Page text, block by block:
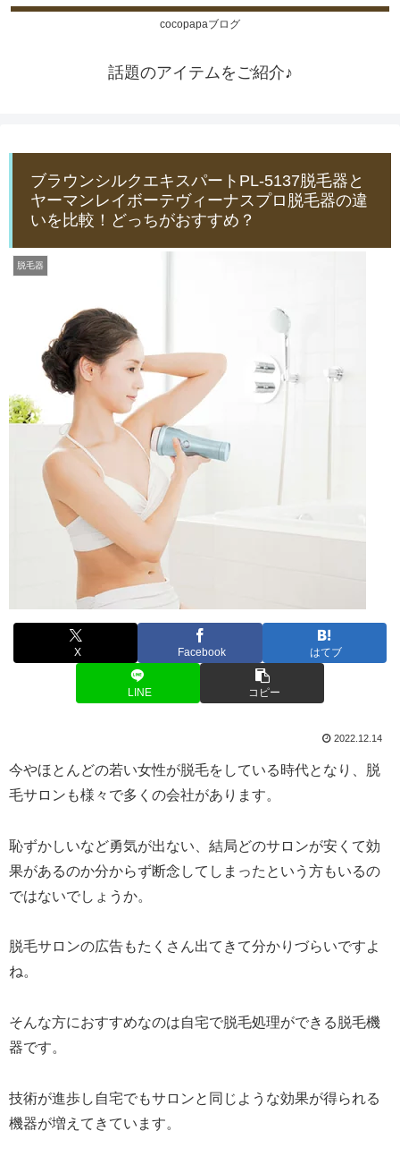
cocopapaブログ
話題のアイテムをご紹介♪
ブラウンシルクエキスパートPL-5137脱毛器と
ヤーマンレイボーテヴィーナスプロ脱毛器の違
いを比較！どっちがおすすめ？
脱毛器
X Facebook はてブ
LINE コピー
2022.12.14
今やほとんどの若い女性が脱毛をしている時代となり、脱
毛サロンも様々で多くの会社があります。
恥ずかしいなど勇気が出ない、結局どのサロンが安くて効
果があるのか分からず断念してしまったという方もいるの
ではないでしょうか。
脱毛サロンの広告もたくさん出てきて分かりづらいですよ
ね。
そんな方におすすめなのは自宅で脱毛処理ができる脱毛機
器です。
技術が進歩し自宅でもサロンと同じような効果が得られる
機器が増えてきています。